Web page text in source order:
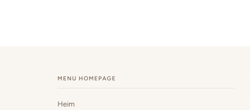
MENU HOMEPAGE
Heim